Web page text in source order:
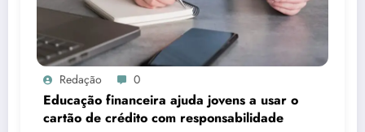
Redação 0
Educação financeira ajuda jovens a usar o
cartão de crédito com responsabilidade